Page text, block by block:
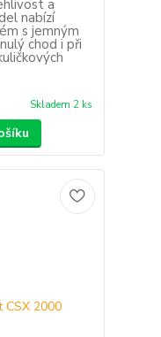
a
nabízí
s jemným
chod i při
Skladem 2 ks